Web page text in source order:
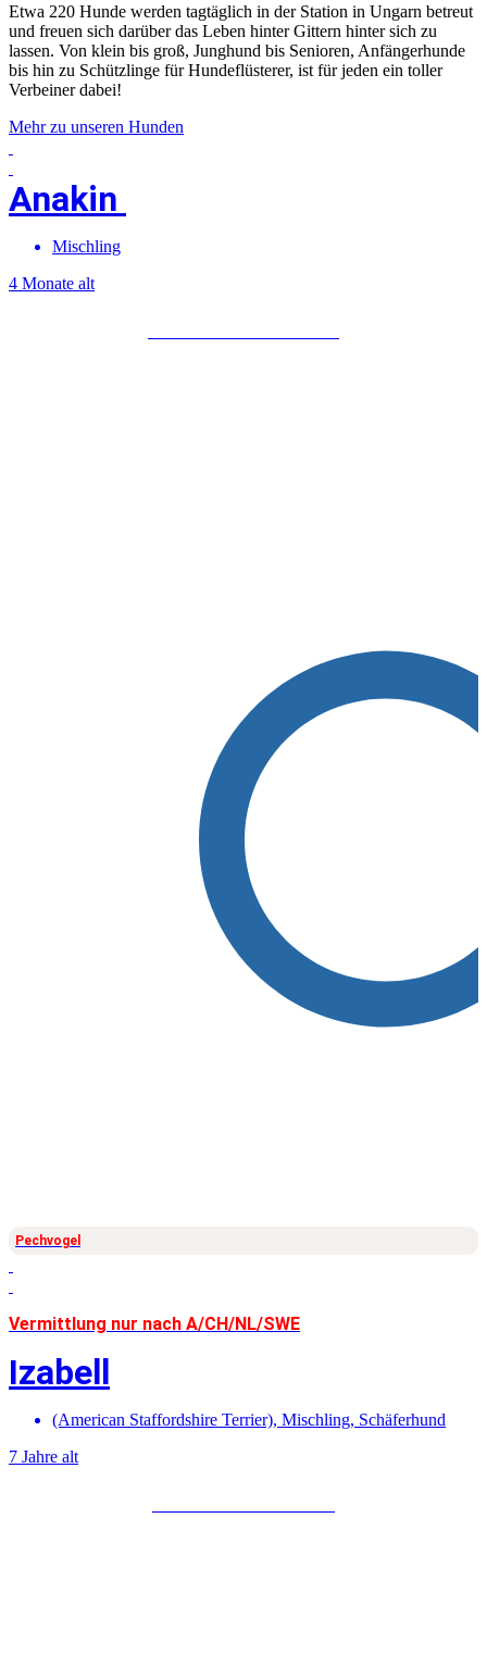
Etwa 220 Hunde werden tagtäglich in der Station in Ungarn betreut
und freuen sich darüber das Leben hinter Gittern hinter sich zu
lassen. Von klein bis groß, Junghund bis Senioren, Anfängerhunde
bis hin zu Schützlinge für Hundeflüsterer, ist für jeden ein toller
Verbeiner dabei!
Mehr zu unseren Hunden
Anakin
Mischling
4 Monate alt
Pechvogel
Vermittlung nur nach A/CH/NL/SWE
Izabell
(American Staffordshire Terrier), Mischling, Schäferhund
7 Jahre alt